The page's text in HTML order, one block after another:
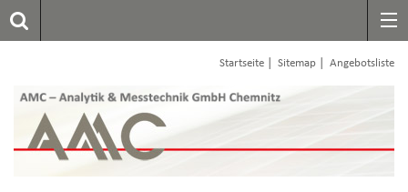
Startseite Sitemap Angebotsliste